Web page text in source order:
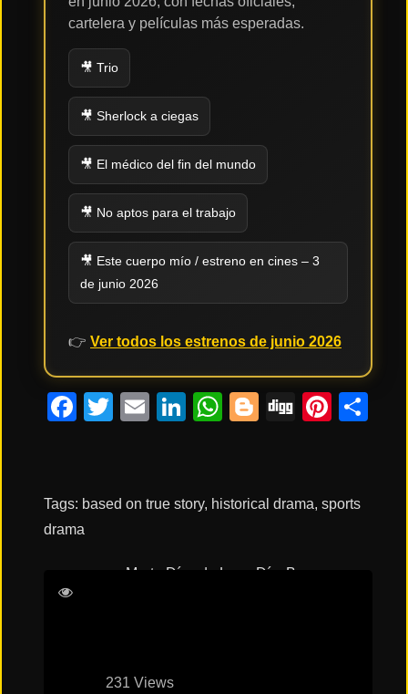
cartelera y películas más esperadas.
🎥 Trio
🎥 Sherlock a ciegas
🎥 El médico del fin del mundo
🎥 No aptos para el trabajo
🎥 Este cuerpo mío / estreno en cines – 3
de junio 2026
👉 Ver todos los estrenos de junio 2026
Facebook
Twitter
EmailLinkedIn
WhatsApp
Blogger
Digg
Tags: based on true story, historical drama, sports
drama
Marta Díaz de Lope Díaz Bruna
231 Views